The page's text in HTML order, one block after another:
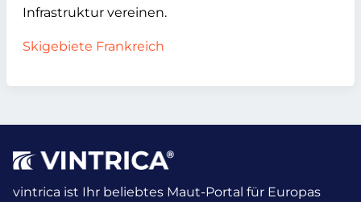
Infrastruktur vereinen.
Skigebiete Frankreich
vintrica ist Ihr beliebtes Maut-Portal für Europas